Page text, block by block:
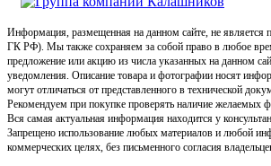
Информация, размещенная на данном сайте, не является
ГК РФ). Мы также сохраняем за собой право в любое
предложение или акцию из числа указанных на данном
уведомления. Описание товара и фотографии носят
могут отличаться от представленного в технической
Рекомендуем при покупке проверять наличие желаемых
Вся самая актуальная информация находится у
Запрещено использование любых материалов и любой
коммерческих целях, без письменного согласия